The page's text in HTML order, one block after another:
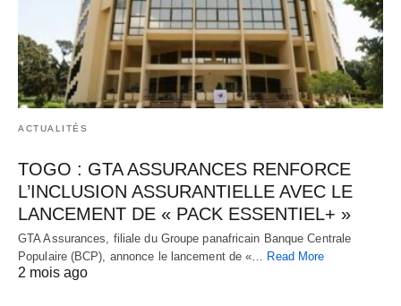
ACTUALITÉS
TOGO : GTA ASSURANCES RENFORCE
L’INCLUSION ASSURANTIELLE AVEC LE
LANCEMENT DE « PACK ESSENTIEL+ »
GTA Assurances, filiale du Groupe panafricain Banque Centrale
Populaire (BCP), annonce le lancement de «… Read More
2 mois ago